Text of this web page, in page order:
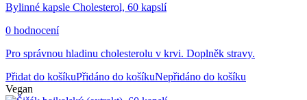
Bylinné kapsle Cholesterol, 60 kapslí
0 hodnocení
Pro správnou hladinu cholesterolu v krvi. Doplněk stravy.
Přidat do košíkuPřidáno do košíkuNepřidáno do košíku
Vegan